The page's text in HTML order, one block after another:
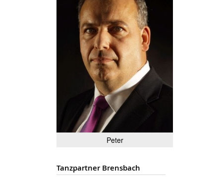
Peter
Tanzpartner Brensbach